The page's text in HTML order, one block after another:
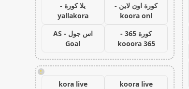
كورة اون لاين -
koora onl
يلا كورة -
yallakora
كورة 365 -
kooora 365
اس جول - AS
Goal
!
koora live
kora live